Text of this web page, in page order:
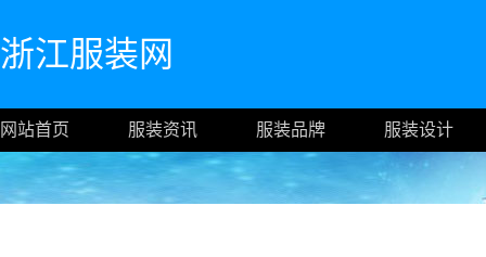
浙江服装网
网站首页 服装资讯 服装品牌 服装设计